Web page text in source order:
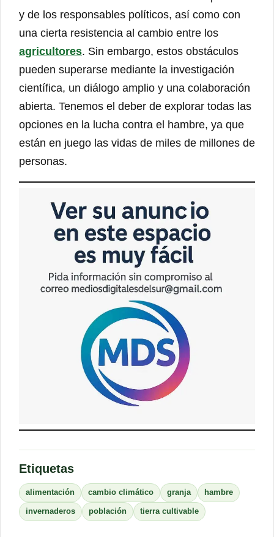
y de los responsables políticos, así como con
una cierta resistencia al cambio entre los
agricultores. Sin embargo, estos obstáculos
pueden superarse mediante la investigación
científica, un diálogo amplio y una colaboración
abierta. Tenemos el deber de explorar todas las
opciones en la lucha contra el hambre, ya que
están en juego las vidas de miles de millones de
personas.
Etiquetas
alimentación cambio climático granja hambre
invernaderos población tierra cultivable